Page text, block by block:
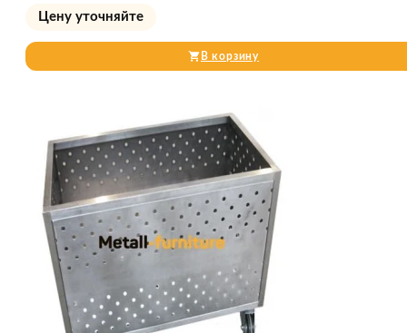
Цену уточняйте
В корзину